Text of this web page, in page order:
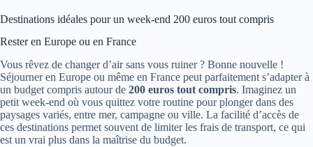
Destinations idéales pour un week-end 200 euros tout compris
Rester en Europe ou en France
Vous rêvez de changer d’air sans vous ruiner ? Bonne nouvelle !
Séjourner en Europe ou même en France peut parfaitement s’adapter à
un budget compris autour de 200 euros tout compris. Imaginez un
petit week-end où vous quittez votre routine pour plonger dans des
paysages variés, entre mer, campagne ou ville. La facilité d’accès de
ces destinations permet souvent de limiter les frais de transport, ce qui
est un vrai plus dans la maîtrise du budget.